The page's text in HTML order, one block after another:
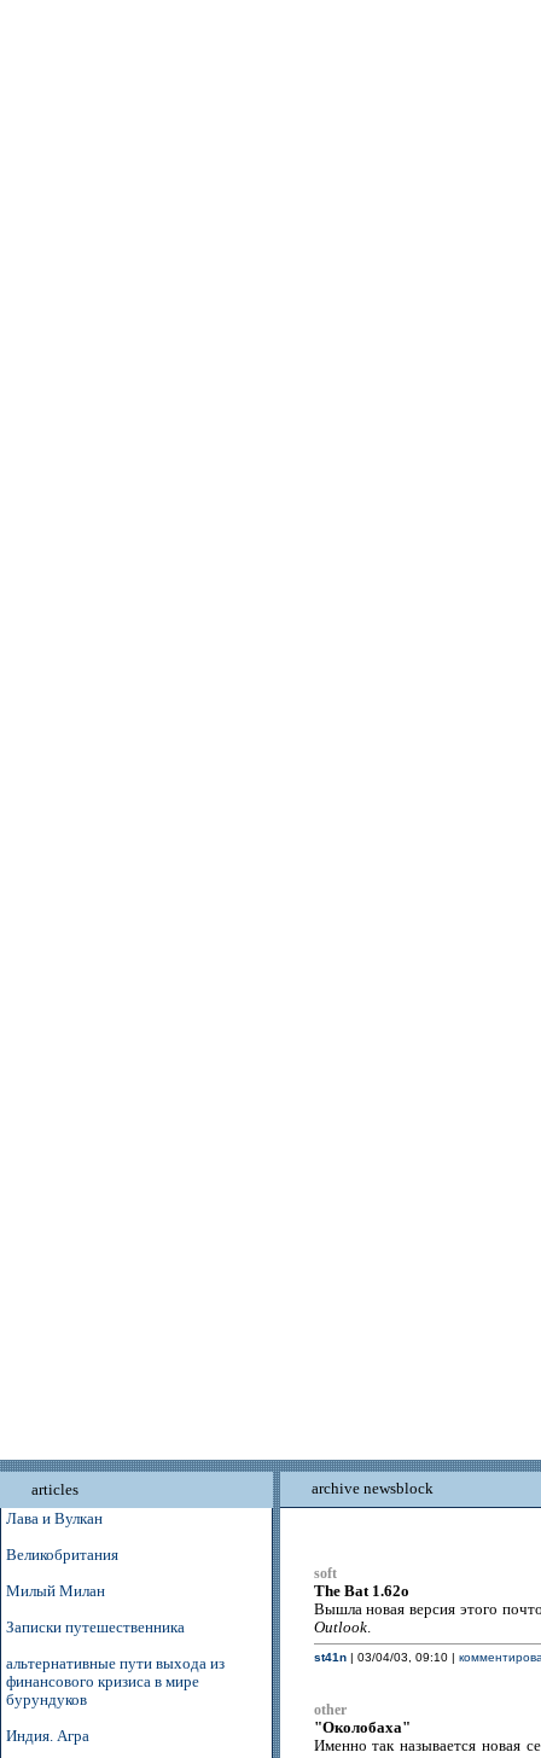
articles
Лава и Вулкан
Великобритания
Милый Милан
Записки путешественника
альтернативные пути выхода из
финансового кризиса в мире
бурундуков
Индия. Агра
archive newsblock
soft
The Bat 1.62o
Вышла новая версия этого
Outlook.
st41n| 03/04/03, 09:10 |
other
"Околобаха"
Именно так называется новая